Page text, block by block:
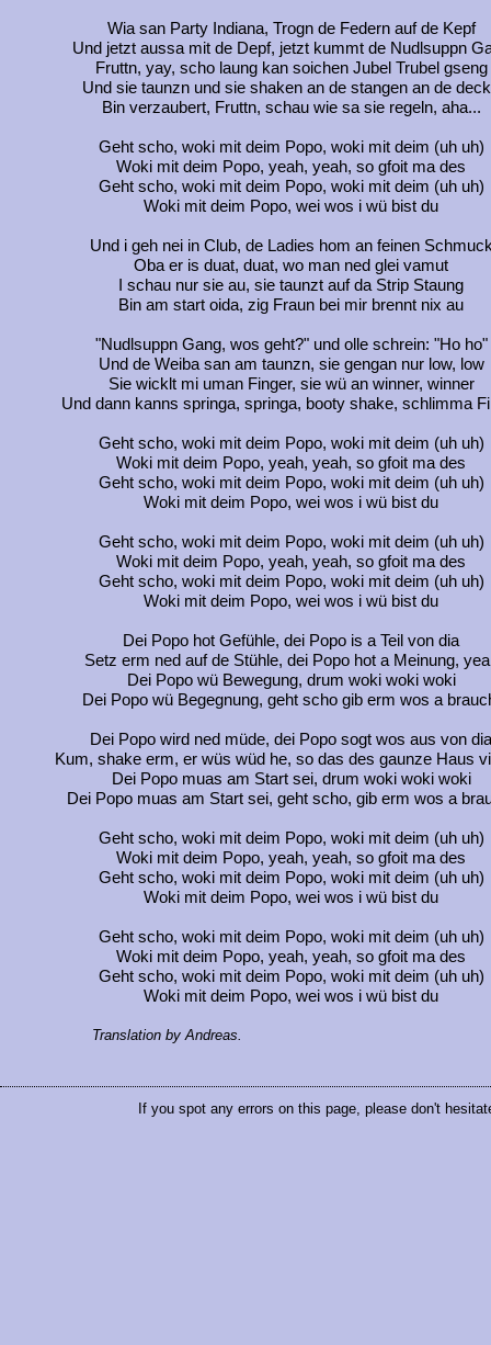
Wia san Party Indiana, Trogn de Federn auf de Kepf
Und jetzt aussa mit de Depf, jetzt kummt de Nudlsuppn
Fruttn, yay, scho laung kan soichen Jubel Trubel gseng
Und sie taunzn und sie shaken an de stangen an de
Bin verzaubert, Fruttn, schau wie sa sie regeln, aha...
Geht scho, woki mit deim Popo, woki mit deim (uh uh)
Woki mit deim Popo, yeah, yeah, so gfoit ma des
Geht scho, woki mit deim Popo, woki mit deim (uh uh)
Woki mit deim Popo, wei wos i wü bist du
Und i geh nei in Club, de Ladies hom an feinen
Oba er is duat, duat, wo man ned glei vamut
I schau nur sie au, sie taunzt auf da Strip Staung
Bin am start oida, zig Fraun bei mir brennt nix au
"Nudlsuppn Gang, wos geht?" und olle schrein: "Ho ho"
Und de Weiba san am taunzn, sie gengan nur low, low
Sie wicklt mi uman Finger, sie wü an winner, winner
Und dann kanns springa, springa, booty shake, schlimma
Geht scho, woki mit deim Popo, woki mit deim (uh uh)
Woki mit deim Popo, yeah, yeah, so gfoit ma des
Geht scho, woki mit deim Popo, woki mit deim (uh uh)
Woki mit deim Popo, wei wos i wü bist du
Geht scho, woki mit deim Popo, woki mit deim (uh uh)
Woki mit deim Popo, yeah, yeah, so gfoit ma des
Geht scho, woki mit deim Popo, woki mit deim (uh uh)
Woki mit deim Popo, wei wos i wü bist du
Dei Popo hot Gefühle, dei Popo is a Teil von dia
Setz erm ned auf de Stühle, dei Popo hot a Meinung,
Dei Popo wü Bewegung, drum woki woki woki
Dei Popo wü Begegnung, geht scho gib erm wos a
Dei Popo wird ned müde, dei Popo sogt wos aus von dia
Kum, shake erm, er wüs wüd he, so das des gaunze Haus
Dei Popo muas am Start sei, drum woki woki woki
Dei Popo muas am Start sei, geht scho, gib erm wos a
Geht scho, woki mit deim Popo, woki mit deim (uh uh)
Woki mit deim Popo, yeah, yeah, so gfoit ma des
Geht scho, woki mit deim Popo, woki mit deim (uh uh)
Woki mit deim Popo, wei wos i wü bist du
Geht scho, woki mit deim Popo, woki mit deim (uh uh)
Woki mit deim Popo, yeah, yeah, so gfoit ma des
Geht scho, woki mit deim Popo, woki mit deim (uh uh)
Woki mit deim Popo, wei wos i wü bist du
Translation by Andreas.
If you spot any errors on this page, please don't